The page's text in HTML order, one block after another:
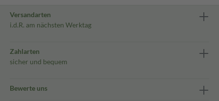
Versandarten
i.d.R. am nächsten Werktag
Zahlarten
sicher und bequem
Bewerte uns